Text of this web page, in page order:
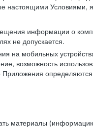
настоящими Условиями,
информации о
не допускается.
мобильных
возможность
материалы